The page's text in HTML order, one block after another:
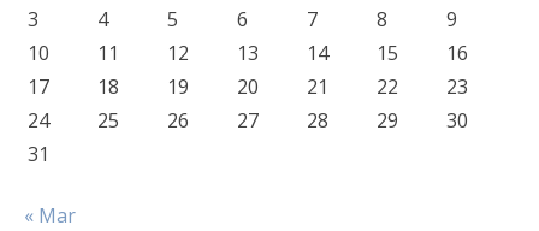
3
4 5 6 7 8
9
10
11 12 13 14 15
16
17
18 19 20 21 22
23
24
25 26 27 28 29
30
31
« Mar